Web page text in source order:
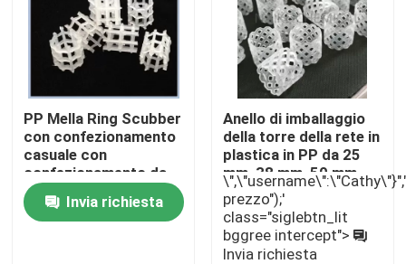
carbonato di litio
Allumina attivata
Imballaggio a colonna casuale
imballaggio a torre strutturato
PP Mella Ring Scubber
con confezionamento
casuale con
confezionamento da
25 mm, 50 mm, 90 mm
con confezione da
sacchetto tessuto
Invia richiesta
Anello di imballaggio
della torre della rete in
plastica in PP da 25
mm, 38 mm, 50 mm
per unità di urea
nell'industria dei
fertilizzanti
prezzo");'
class="siglebtn_lit
bggree intercept">
Invia richiesta